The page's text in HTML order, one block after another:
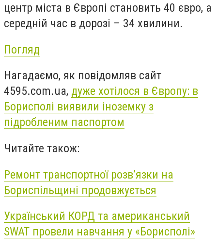
центр міста в Європі становить 40 євро, а
середній час в дорозі – 34 хвилини.
Погляд
Нагадаємо, як повідомляв сайт
4595.com.ua, дуже хотілося в Європу: в
Борисполі виявили іноземку з
підробленим паспортом
Читайте також:
Ремонт транспортної розв’язки на
Бориспільщині продовжується
Український КОРД та американський
SWAT провели навчання у «Борисполі»